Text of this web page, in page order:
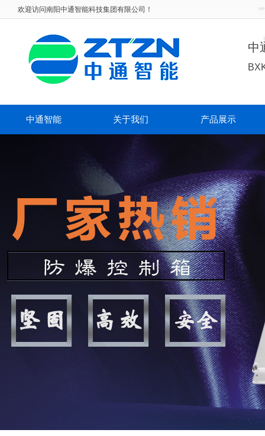
欢迎访问南阳中通智能科技集团有限公司！
中
中通智能 关于我们 产品展示